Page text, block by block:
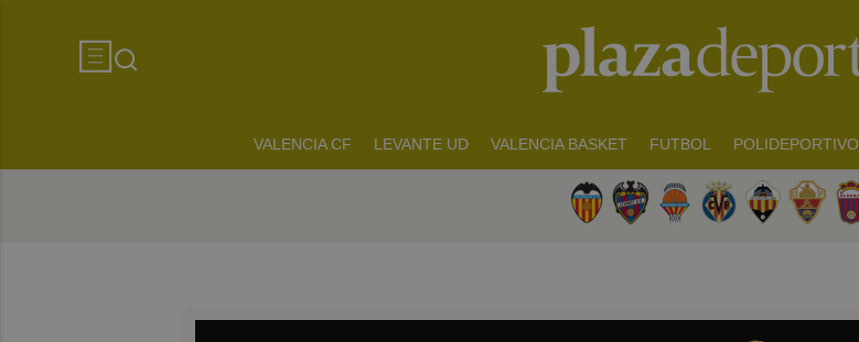
VALENCIA CF LEVANTE UD VALENCIA BASKET FUTBOL POLIDEPORTIVO